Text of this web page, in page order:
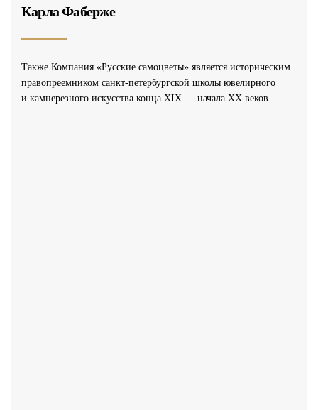
Карла Фаберже
Также Компания «Русские самоцветы» является историческим
правопреемником санкт-петербургской школы ювелирного
и камнерезного искусства конца XIX — начала XX веков